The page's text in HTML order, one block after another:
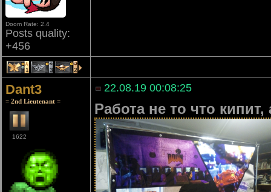
Doom Rate: 2.4
Posts quality:
+456
1 3 2
Dant3
= 2nd Lieutenant =
1622
22.08.19 00:08:25
Работа не то что